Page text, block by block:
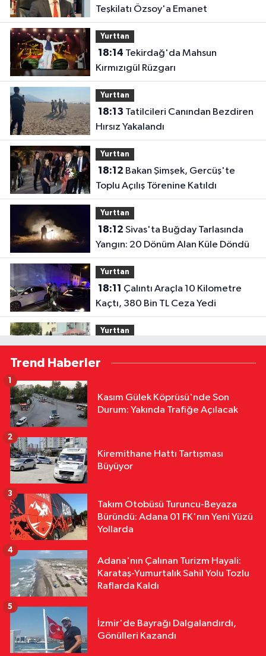
Teşkilatı Özsoy'a Emanet
Yurttan
18:14
Kırmızıgül Rüzgarı
Yurttan
18:13
Hırsız Yakalandı
Yurttan
18:12
Toplu Açılış Törenine Katıldı
Yurttan
18:12
Yangın: 20 Dönüm Alan Küle Döndü
Yurttan
18:11
Kaçtı, 380 Bin TL Ceza Yedi
Yurttan
18:10Kar Maskeleriyle Araç Soyan
5 Şüpheli Yakalandı
17:02MHP Adana İl Başkanı Hakan
16:59Arda Bitirgiç, Yeni Mersin
Gündem
14:57Şevkin'den Meclis'te Çocuk
Trend Haberler
Kasım Gülek Köprüsü'nde Son
Durum: Yakında Trafiğe Açılacak
1
Kiremithane Hattı Tartışması
Büyüyor
2
Takım Otobüsü Turuncu-Beyaza
Büründü: Adana 01 FK'nın Yeni Yüzü
Yollarda
3
Adana'nın Çalınan Turizm Hayali:
Karataş-Yumurtalık Sahil Yolu Tozlu
Raflarda Kaldı
4
İzmir'de Bayrağı Dalgalandırdı,
Gönülleri Kazandı
5